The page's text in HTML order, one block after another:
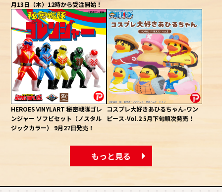
月13日（木）12時から受注開始！
HEROESⅥNYLART 秘密戦隊ゴレ
ンジャー ソフビセット（ノスタル
ジックカラー） 9月27日発売！
コスプレ大好きあひるちゃん-ワン
ピース-Vol.2 5月下旬順次発売！
もっと見る